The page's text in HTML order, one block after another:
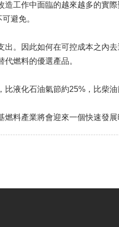
工作中面臨的越來越多的實
避免。
。因此如何在可控成本之內
燃料的優選產品。
液化石油氣節約25%，比柴
料產業將會迎來一個快速發展